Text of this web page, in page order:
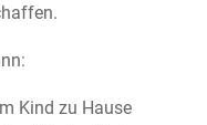
Kind zu Hause